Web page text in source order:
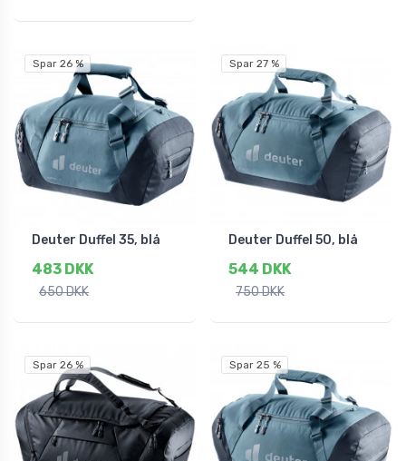
Spar 26 %
Deuter Duffel 35, blå
483 DKK
650 DKK
Spar 27 %
Deuter Duffel 50, blå
544 DKK
750 DKK
Spar 26 % Spar 25 %